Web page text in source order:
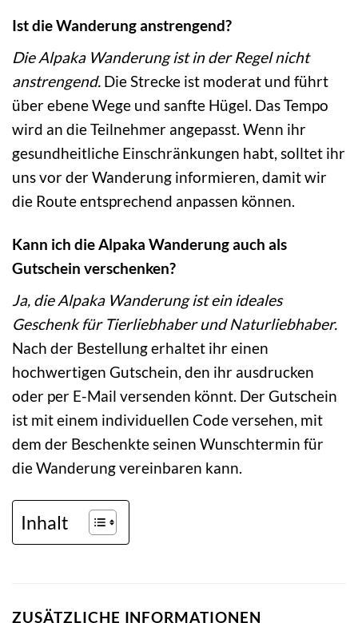
Ist die Wanderung anstrengend?
Die Alpaka Wanderung ist in der Regel nicht
anstrengend. Die Strecke ist moderat und führt
über ebene Wege und sanfte Hügel. Das Tempo
wird an die Teilnehmer angepasst. Wenn ihr
gesundheitliche Einschränkungen habt, solltet ihr
uns vor der Wanderung informieren, damit wir
die Route entsprechend anpassen können.
Kann ich die Alpaka Wanderung auch als
Gutschein verschenken?
Ja, die Alpaka Wanderung ist ein ideales
Geschenk für Tierliebhaber und Naturliebhaber.
Nach der Bestellung erhaltet ihr einen
hochwertigen Gutschein, den ihr ausdrucken
oder per E-Mail versenden könnt. Der Gutschein
ist mit einem individuellen Code versehen, mit
dem der Beschenkte seinen Wunschtermin für
die Wanderung vereinbaren kann.
Inhalt
ZUSÄTZLICHE INFORMATIONEN